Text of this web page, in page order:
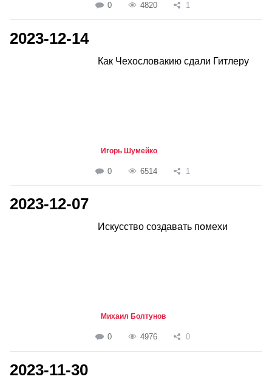
0 4820 1
2023-12-14
Как Чехословакию сдали Гитлеру
Игорь Шумейко
0 6514 1
2023-12-07
Искусство создавать помехи
Михаил Болтунов
0 4976 0
2023-11-30